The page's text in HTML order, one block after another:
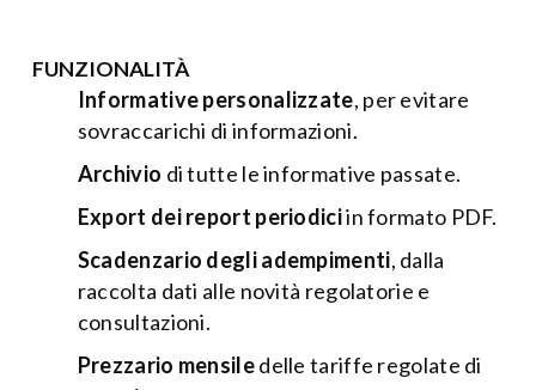
FUNZIONALITÀ
Informative personalizzate, per evitare
sovraccarichi di informazioni.
Archivio di tutte le informative passate.
Export dei report periodiciin formato PDF.
Scadenzario degli adempimenti, dalla
raccolta dati alle novità regolatorie e
consultazioni.
Prezzario mensiledelle tariffe regolate di